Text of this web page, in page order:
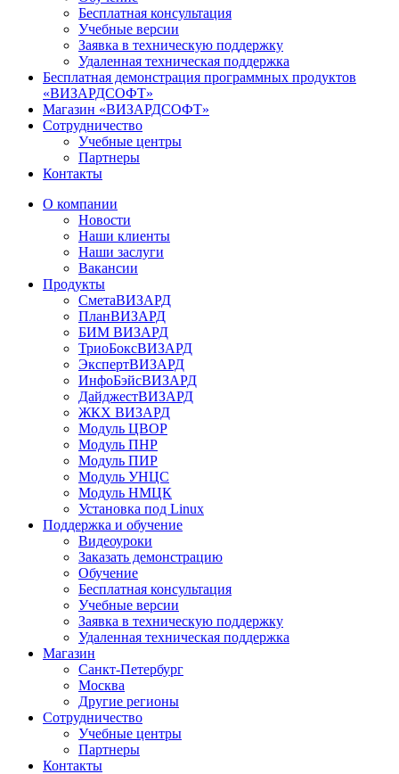
Бесплатная консультация
Учебные версии
Заявка в техническую поддержку
Удаленная техническая поддержка
Бесплатная демонстрация программных продуктов
«ВИЗАРДСОФТ»
Магазин «ВИЗАРДСОФТ»
Сотрудничество
Учебные центры
Партнеры
Контакты
О компании
Новости
Наши клиенты
Наши заслуги
Вакансии
Продукты
СметаВИЗАРД
ПланВИЗАРД
БИМ ВИЗАРД
ТриоБоксВИЗАРД
ЭкспертВИЗАРД
ИнфоБэйсВИЗАРД
ДайджестВИЗАРД
ЖКХ ВИЗАРД
Модуль ЦВОР
Модуль ПНР
Модуль ПИР
Модуль УНЦС
Модуль НМЦК
Установка под Linux
Поддержка и обучение
Видеоуроки
Заказать демонстрацию
Обучение
Бесплатная консультация
Учебные версии
Заявка в техническую поддержку
Удаленная техническая поддержка
Магазин
Санкт-Петербург
Москва
Другие регионы
Сотрудничество
Учебные центры
Партнеры
Контакты